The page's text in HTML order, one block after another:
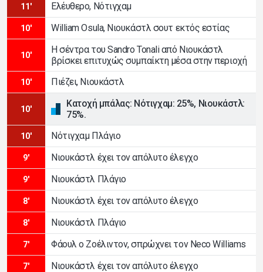
11' Ελέυθερο, Νότιγχαμ
10' William Osula, Νιουκάστλ σουτ εκτός εστίας
10'
Η σέντρα του Sandro Tonali από Νιουκάστλ
βρίσκει επιτυχώς συμπαίκτη μέσα στην περιοχή
10' Πιέζει, Νιουκάστλ
10'
Κατοχή μπάλας: Νότιγχαμ: 25%, Νιουκάστλ:
75%.
10' Νότιγχαμ Πλάγιο
9' Νιουκάστλ έχει τον απόλυτο έλεγχο
9' Νιουκάστλ Πλάγιο
8' Νιουκάστλ έχει τον απόλυτο έλεγχο
8' Νιουκάστλ Πλάγιο
7' Φάουλ ο Ζοέλιντον, σπρώχνει τον Neco Williams
7' Νιουκάστλ έχει τον απόλυτο έλεγχο